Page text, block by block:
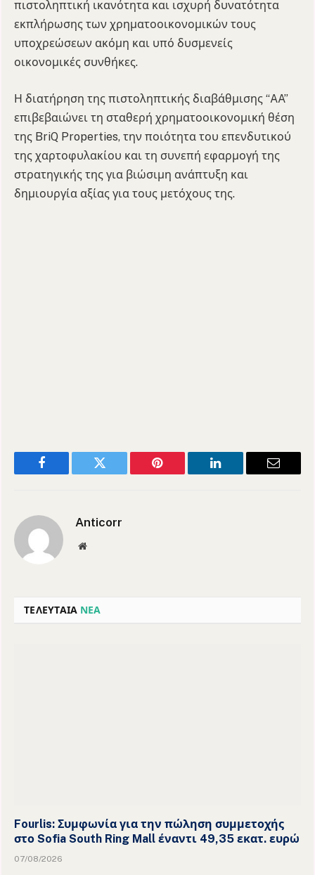
πιστοληπτική ικανότητα και ισχυρή δυνατότητα
εκπλήρωσης των χρηματοοικονομικών τους
υποχρεώσεων ακόμη και υπό δυσμενείς
οικονομικές συνθήκες.
Η διατήρηση της πιστοληπτικής διαβάθμισης “AA”
επιβεβαιώνει τη σταθερή χρηματοοικονομική θέση
της BriQ Properties, την ποιότητα του επενδυτικού
της χαρτοφυλακίου και τη συνεπή εφαρμογή της
στρατηγικής της για βιώσιμη ανάπτυξη και
δημιουργία αξίας για τους μετόχους της.
Facebook Twitter Pinterest LinkedIn Email
Anticorr
Website
ΤΕΛΕΥΤΑΙΑ ΝΕΑ
Fourlis: Συμφωνία για την πώληση συμμετοχής
στο Sofia South Ring Mall έναντι 49,35 εκατ. ευρώ
07/08/2026